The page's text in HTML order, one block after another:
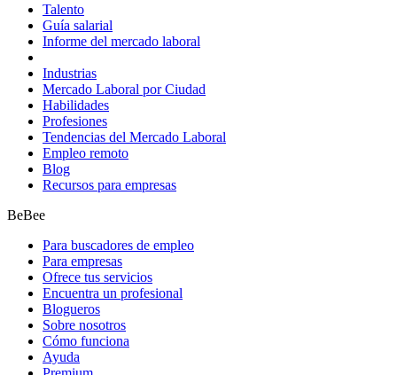
Talento
Guía salarial
Informe del mercado laboral
Industrias
Mercado Laboral por Ciudad
Habilidades
Profesiones
Tendencias del Mercado Laboral
Empleo remoto
Blog
Recursos para empresas
BeBee
Para buscadores de empleo
Para empresas
Ofrece tus servicios
Encuentra un profesional
Blogueros
Sobre nosotros
Cómo funciona
Ayuda